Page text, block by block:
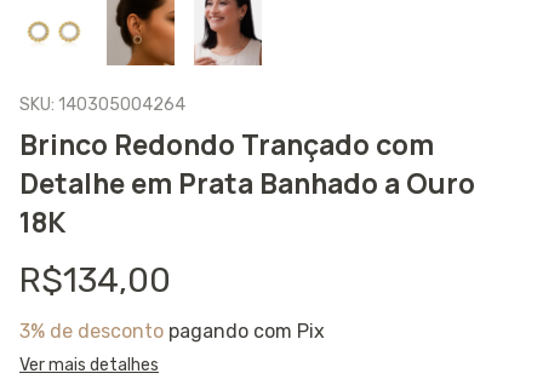
SKU: 140305004264
Brinco Redondo Trançado com
Detalhe em Prata Banhado a Ouro
18K
R$134,00
3% de desconto pagando com Pix
Ver mais detalhes